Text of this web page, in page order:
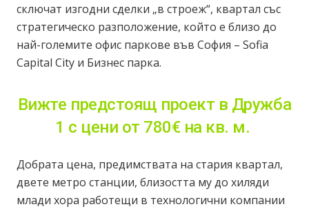
сключат изгодни сделки „в строеж“, квартал със
стратегическо разположение, който е близо до
най-големите офис паркове във София – Sofia
Capital City и Бизнес парка.
Вижте предстоящ проект в Дружба
1 с цени от 780€ на кв. м.
Добрата цена, предимствата на стария квартал,
двете метро станции, близостта му до хиляди
млади хора работещи в технологични компании